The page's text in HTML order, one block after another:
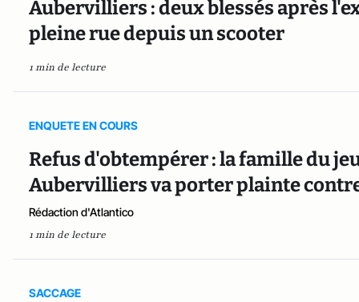
Aubervilliers : deux blessés après
pleine rue depuis un scooter
1 min de lecture
ENQUETE EN COURS
Refus d'obtempérer : la famille du
Aubervilliers va porter plainte
Rédaction d'Atlantico
1 min de lecture
SACCAGE